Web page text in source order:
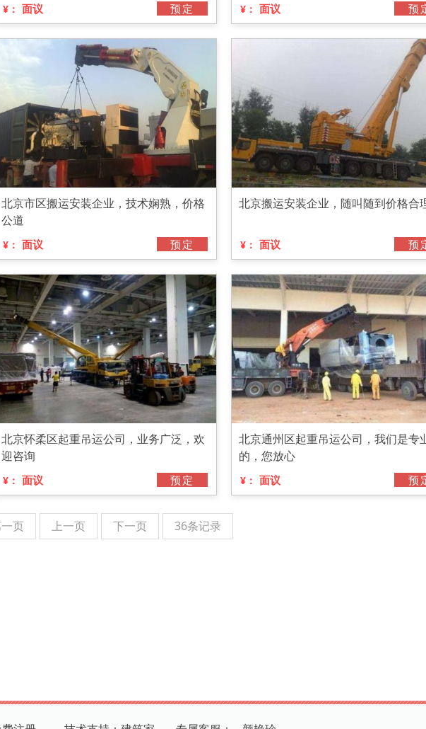
¥： 面议 预定 ¥： 面议 预
北京市区搬运安装企业，技术娴熟，价格
公道
¥： 面议 预定
北京搬运安装企业，随叫随到价格合
¥： 面议 预
北京怀柔区起重吊运公司，业务广泛，欢
迎咨询
¥： 面议 预定
北京通州区起重吊运公司，我们是专
的，您放心
¥： 面议 预
页 上一页 下一页 36条记录